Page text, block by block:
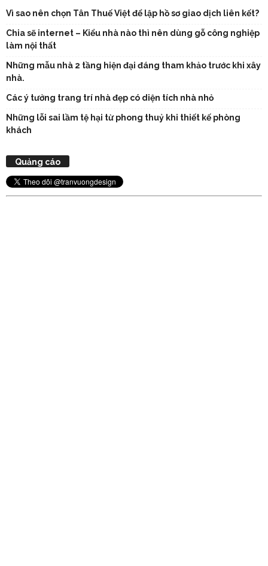
Vì sao nên chọn Tân Thuế Việt để lập hồ sơ giao dịch liên kết?
Chia sẽ internet – Kiểu nhà nào thì nên dùng gỗ công nghiệp
làm nội thất
Những mẫu nhà 2 tầng hiện đại đáng tham khảo trước khi xây
nhà.
Các ý tưởng trang trí nhà đẹp có diện tích nhà nhỏ
Những lỗi sai lầm tệ hại từ phong thuỷ khi thiết kế phòng
khách
Quảng cáo